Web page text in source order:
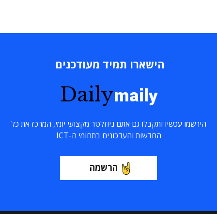
הישארו תמיד מעודכנים
Dailymaily
הירשמו עכשיו ותקבלו גם אתם ניוזלטר מקצועי יומי, המרכז את כל
החדשות והעדכונים בתחומי ה-ICT
הרשמה